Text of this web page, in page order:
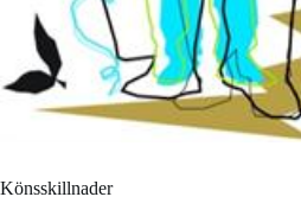
Könsskillnader